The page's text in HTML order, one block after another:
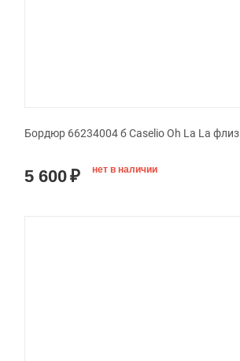
Бордюр 66234004 б Caselio Oh La La флиз
5 600₽ нет в наличии